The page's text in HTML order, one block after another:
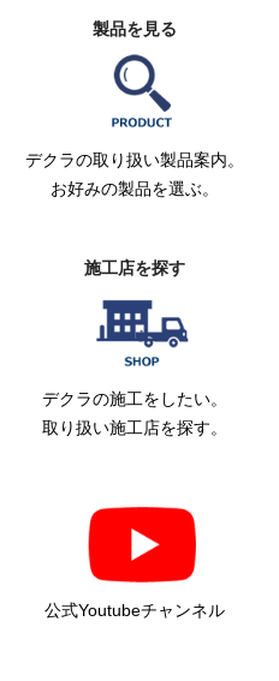
製品を見る
デクラの取り扱い製品案内。
お好みの製品を選ぶ。
施工店を探す
デクラの施工をしたい。
取り扱い施工店を探す。
公式Youtubeチャンネル